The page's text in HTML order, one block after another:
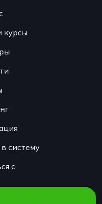
курсы
систему
с